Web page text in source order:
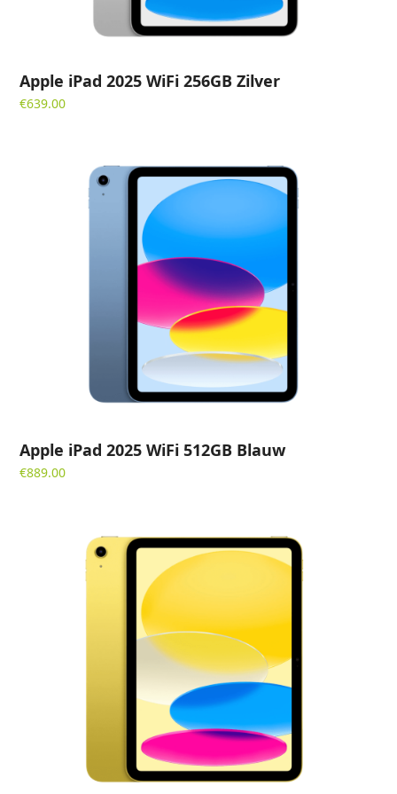
Apple iPad 2025 WiFi 256GB Zilver
€639.00
Apple iPad 2025 WiFi 512GB Blauw
€889.00